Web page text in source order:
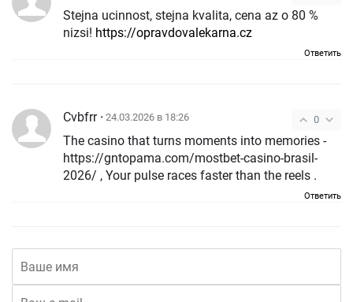
Stejna ucinnost, stejna kvalita, cena az o 80 %
nizsi! https://opravdovalekarna.cz
Ответить
0
Cvbfrr • 24.03.2026 в 18:26
The casino that turns moments into memories -
https://gntopama.com/mostbet-casino-brasil-
2026/ , Your pulse races faster than the reels .
Ответить